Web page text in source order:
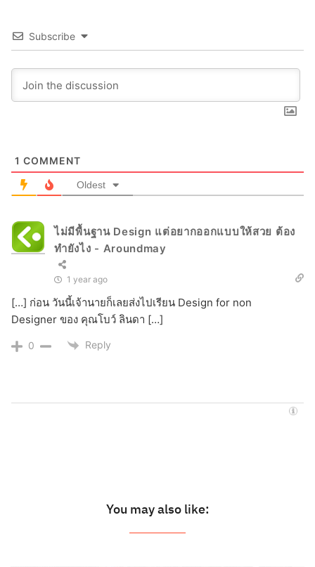
Subscribe
1 COMMENT
Oldest
ไม่มีพื้นฐาน Design แต่อยากออกแบบให้สวย ต้อง
ทำยังไง - Aroundmay
1 year ago
[…] ก่อน วันนี้เจ้านายก็เลยส่งไปเรียน Design for non
Designer ของ คุณโบว์ ลินดา […]
0 Reply
You may also like: